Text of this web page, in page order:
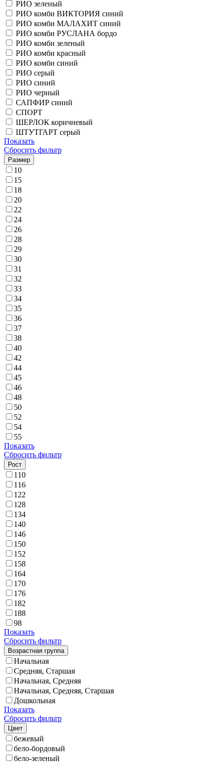
РИО зеленый
РИО комби ВИКТОРИЯ синий
РИО комби МАЛАХИТ синий
РИО комби РУСЛАНА бордо
РИО комби зеленый
РИО комби красный
РИО комби синий
РИО серый
РИО синий
РИО черный
САПФИР синий
СПОРТ
ШЕРЛОК коричневый
ШТУТГАРТ серый
Показать
Сбросить фильтр
Размер
10
15
18
20
22
24
26
28
29
30
31
32
33
34
35
36
37
38
40
42
44
45
46
48
50
52
54
55
Показать
Сбросить фильтр
Рост
110
116
122
128
134
140
146
150
152
158
164
170
176
182
188
98
Показать
Сбросить фильтр
Возрастная группа
Начальная
Средняя, Старшая
Начальная, Средняя
Начальная, Средняя, Старшая
Дошкольная
Показать
Сбросить фильтр
Цвет
бежевый
бело-бордовый
бело-зеленый